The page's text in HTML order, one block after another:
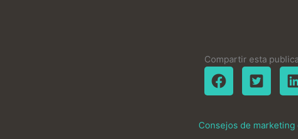
Compartir esta
Consejos de marketing